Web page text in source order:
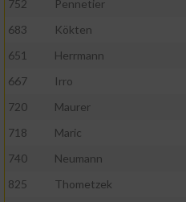
752
Pennetier
683
Kökten
651
Herrmann
667
Irro
720
Maurer
718
Maric
740
Neumann
825
Thometzek